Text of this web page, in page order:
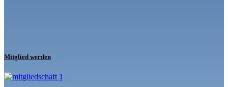
Mitglied werden